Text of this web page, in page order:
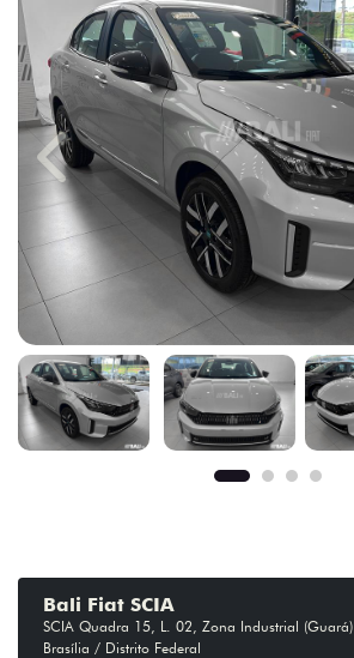
Previous
Bali Fiat SCIA
SCIA Quadra 15, L. 02, Zona Industrial (Guará)
Brasília / Distrito Federal